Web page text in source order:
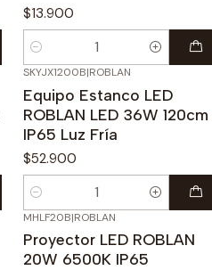
$13.900
Cantidad
SKYJX1200B|ROBLAN
Equipo Estanco LED
ROBLAN LED 36W 120cm
IP65 Luz Fría
$52.900
Cantidad
MHLF20B|ROBLAN
Proyector LED ROBLAN
20W 6500K IP65